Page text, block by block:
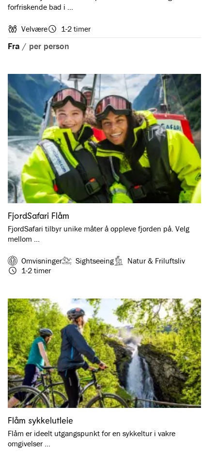
forfriskende bad i …
Velvære 1-2 timer
Fra / per person
FjordSafari Flåm
FjordSafari tilbyr unike måter å oppleve fjorden på. Velg
mellom …
Omvisninger Sightseeing
Natur & Friluftsliv
1-2 timer
Flåm sykkelutleie
Flåm er ideelt utgangspunkt for en sykkeltur i vakre
omgivelser …